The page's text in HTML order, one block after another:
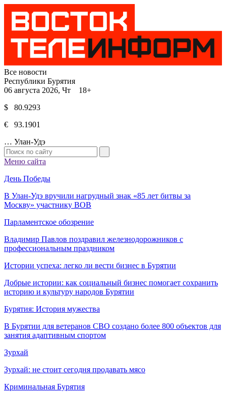
Все новости
Республики Бурятия
06 августа 2026, Чт 18+
$ 80.9293
€ 93.1901
… Улан-Удэ
Меню сайта
День Победы
В Улан-Удэ вручили нагрудный знак «85 лет битвы за
Москву» участнику ВОВ
Парламентское обозрение
Владимир Павлов поздравил железнодорожников с
профессиональным праздником
Истории успеха: легко ли вести бизнес в Бурятии
Добрые истории: как социальный бизнес помогает сохранить
историю и культуру народов Бурятии
Бурятия: История мужества
В Бурятии для ветеранов СВО создано более 800 объектов для
занятия адаптивным спортом
Зурхай
Зурхай: не стоит сегодня продавать мясо
Криминальная Бурятия